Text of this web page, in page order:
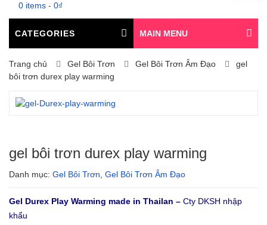
0 items - 0₫
CATEGORIES MAIN MENU
Trang chủ Gel Bôi Trơn Gel Bôi Trơn Âm Đạo
gel
bôi trơn durex play warming
gel bôi trơn durex play warming
Danh mục: Gel Bôi Trơn Gel Bôi Trơn Âm Đạo
Gel Durex Play Warming made in Thailan – Cty DKSH nhập
khẩu